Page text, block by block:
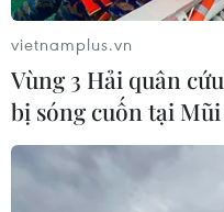
vietnamplus.vn
Vùng 3 Hải quân
bị sóng cuốn tại